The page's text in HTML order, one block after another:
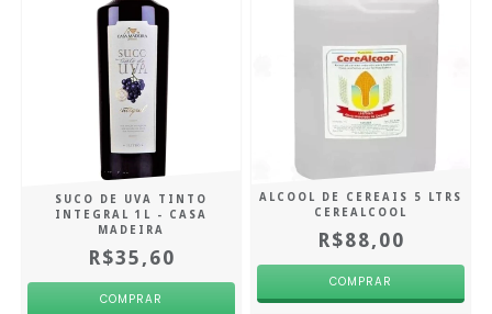
SUCO DE UVA TINTO
INTEGRAL 1L - CASA
MADEIRA
R$35,60
ALCOOL DE CEREAIS 5 LTRS
CEREALCOOL
R$88,00